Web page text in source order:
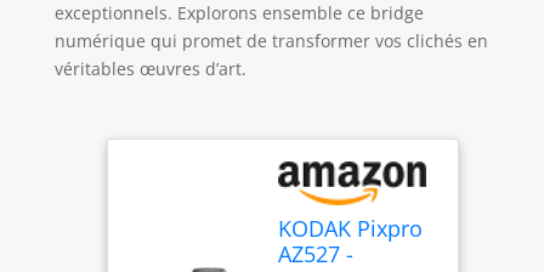
exceptionnels. Explorons ensemble ce bridge
numérique qui promet de transformer vos clichés en
véritables œuvres d’art.
KODAK Pixpro
AZ527 -